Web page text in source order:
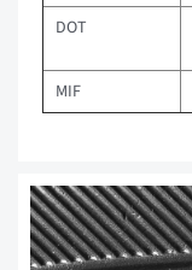
DOT
MIF